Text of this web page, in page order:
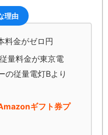
理由
料金がゼロ円
量料金が東京電
の従量電灯Bより
ギフト券プ